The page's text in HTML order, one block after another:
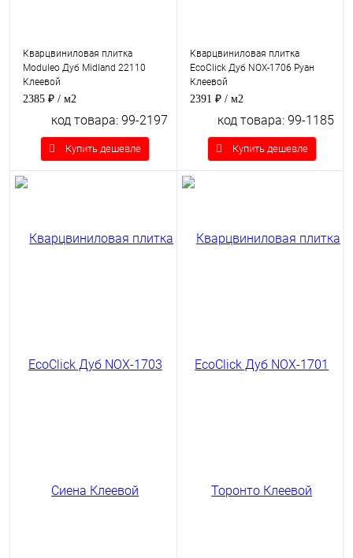
Кварцвиниловая плитка
Moduleo Дуб Midland 22110
Клеевой
2385 ₽ / м2
код товара: 99-2197
Купить дешевле
Кварцвиниловая плитка
EcoClick Дуб NOX-1706 Руан
Клеевой
2391 ₽ / м2
код товара: 99-1185
Купить дешевле